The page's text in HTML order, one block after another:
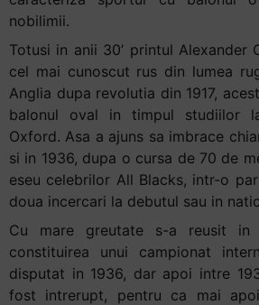
nobilimii.
Totusi in anii 30’ printul Alexander
cel mai cunoscut rus din lumea
Anglia dupa revolutia din 1917,
balonul oval in timpul studiilor
Oxford. Asa a ajuns sa imbrace
si in 1936, dupa o cursa de 70 de
eseu celebrilor All Blacks, intr-o
doua incercari la debutul sau in
Cu mare greutate s-a reusit in
constituirea unui campionat
disputat in 1936, dar apoi intre
fost intrerupt, pentru ca mai